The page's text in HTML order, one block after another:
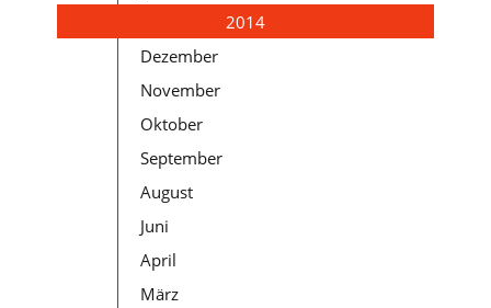
2014
Dezember
November
Oktober
September
August
Juni
April
März